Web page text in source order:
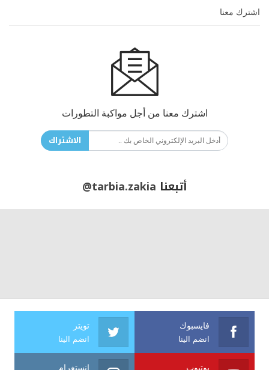
اشترك معنا
اشترك معنا من أجل مواكبة التطورات
الاشتراك
أتبعنا @tarbia.zakia
فايسبوك
انضم الينا
تويتر
انضم الينا
يوتيوب انستغرام